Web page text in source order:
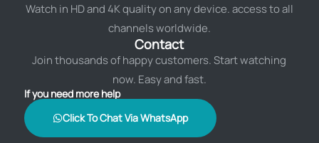
Watch in HD and 4K quality on any device. access to all
channels worldwide.
Contact
Join thousands of happy customers. Start watching
now. Easy and fast.
If you need more help
Click To Chat Via WhatsApp